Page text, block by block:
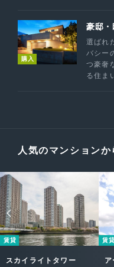
購入
豪邸
選ばれ
バシー
つ豪奢
る住ま
人気のマンションか
賃貸
スカイライトタワー
賃貸